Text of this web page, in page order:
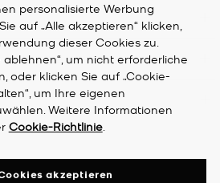
personalisierte Werbung
auf „Alle akzeptieren“ klicken,
dieser Cookies zu.
ablehnen“, um nicht erforderliche
oder klicken Sie auf „Cookie-
um Ihre eigenen
Weitere Informationen
Cookie-Richtlinie.
akzeptieren